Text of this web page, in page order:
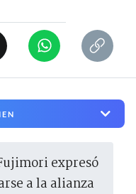
a la alianza